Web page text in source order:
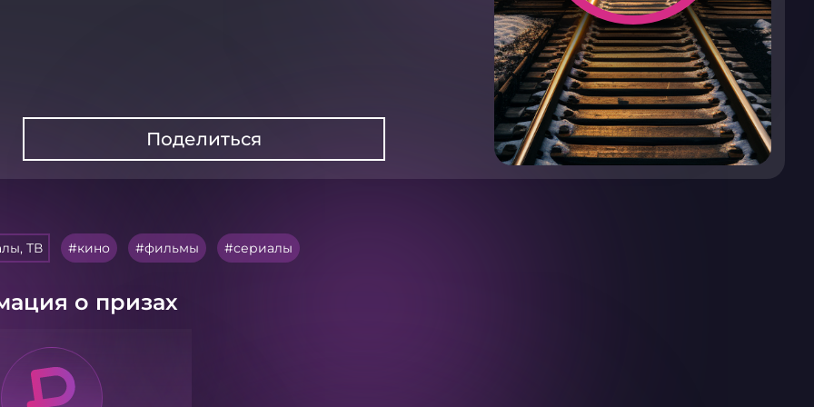
Поделиться
ТВ кино фильмы сериалы
о призах